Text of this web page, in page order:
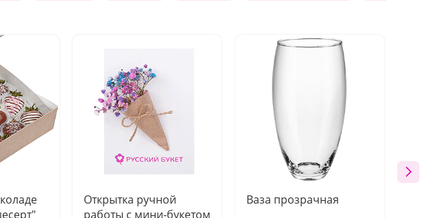
Открытка ручной
работы с мини-букетом
Ваза прозрачная